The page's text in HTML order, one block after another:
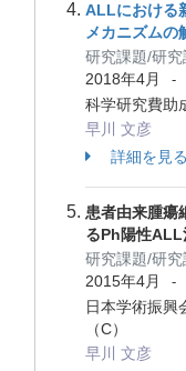
ALLにおける
メカニズムの
研究課題/研究
2018年4月
-
科学研究費助
早川 文彦
詳細を見る
患者由来腫瘍
るPh陽性ALL
研究課題/研究
2015年4月
-
日本学術振
（C）
早川 文彦